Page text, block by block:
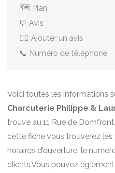
🗺️ Plan
💬 Avis
✍🏻 Ajouter un avis
📞 Numéro de téléphone
Voici toutes les informations
Charcuterie Philippe &
trouve au 11 Rue de
cette fiche vous trouverez les
horaires d'ouverture, le
clients.Vous pouvez églement